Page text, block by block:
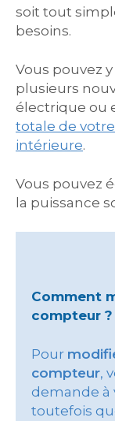
soit tout
besoins.
Vous pouvez
plusieurs
électrique ou
totale de
intérieure.
Vous pouvez
la puissance
Comment
compteur ?
Pour
compteur,
demande à
toutefois